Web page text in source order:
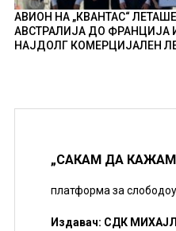
АВИОН НА „КВАНТАС“
АВСТРАЛИЈА ДО ФРАНЦИЈА
НАЈДОЛГ КОМЕРЦИЈАЛЕН
„САКАМ ДА
платформа за
Издавач: СДК